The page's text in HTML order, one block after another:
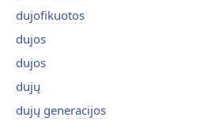
dujofikuotos
dujos
dujos
dujų
dujų generacijos